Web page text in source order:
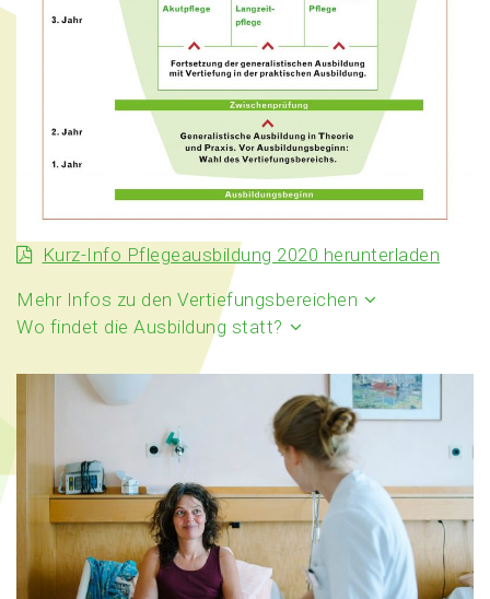
Kurz-Info Pflegeausbildung 2020 herunterladen
Mehr Infos zu den Vertiefungsbereichen
Wo findet die Ausbildung statt?